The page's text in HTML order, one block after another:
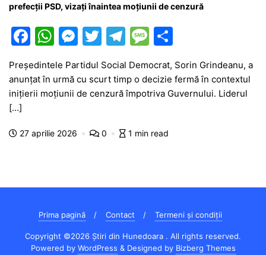
prefecții PSD, vizați înaintea moțiunii de cenzură
F
a
c
e
o
W
at
s
p
M
e
s
s
n
T
itt
er
T
e
gr
m
M
s
s
g
ar
ta
je
Președintele Partidul Social Democrat, Sorin Grindeanu, a
anunțat în urmă cu scurt timp o decizie fermă în contextul
inițierii moțiunii de cenzură împotriva Guvernului. Liderul
[…]
27 aprilie 2026 0 1 min read
Prima pagină Contact Termeni și condiții
Copyright ©2026 Știri din Hunedoara . All rights reserved.
Powered by WordPress & Designed by Bizberg Themes